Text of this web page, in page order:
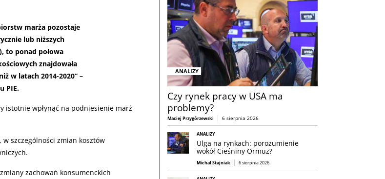
marża pozostaje
lub niższych
to ponad połowa
znajdowała
w latach 2014-2020” –
PIE.
istotnie wpłynąć na podniesienie marż
szczególności zmian kosztów
zachowań konsumenckich
ANALIZY
Czy rynek pracy w USA ma
problemy?
Maciej Przygórzewski 6 sierpnia 2026
ANALIZY
Ulga na rynkach: porozumienie
wokół Cieśniny Ormuz?
Michał Stajniak 6 sierpnia 2026